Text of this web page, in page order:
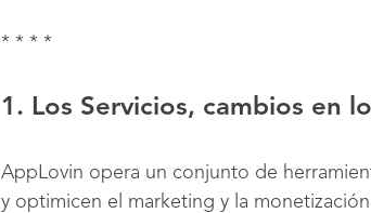
* * * *
1. Los Servicios, cambios en
AppLovin opera un conjunto de
y optimicen el marketing y la